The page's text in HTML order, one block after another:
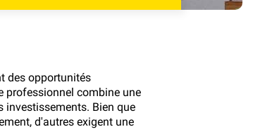
des opportunités
professionnel combine une
investissements. Bien que
d'autres exigent une